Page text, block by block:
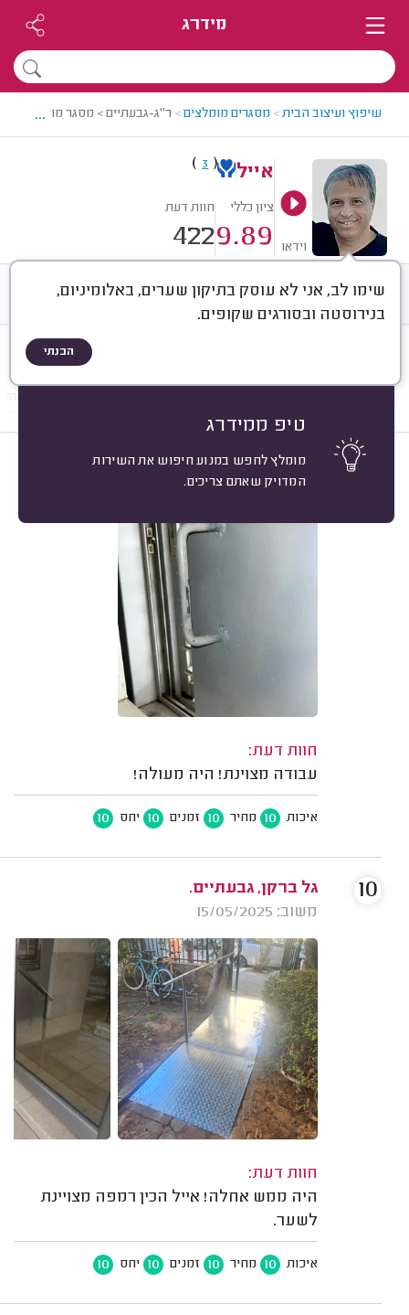
מידרג
שיפוץ ועיצוב הבית> מסגרים מומלצים> ר"ג-גבעתיים > מסגר מומלץ -
...
וידאו
אייל (
3
)
ציון כללי
9.89
חוות דעת
422
שימו לב, אני לא עוסק בתיקון שערים, באלומיניום,
בנירוסטה ובסורגים שקופים.
הבנתי
טיפ ממידרג
מומלץ לחפש במנוע חיפוש את השירות
המדויק שאתם צריכים.
חוות דעת ממוצע רישוי ותעודות
עבודות
דודי א. רמת גן.
משוב: 29/04/2026
חוות דעת:
עבודה מצוינת! היה מעולה!
איכות 10 מחיר 10 זמנים 10 יחס 10
10
גל ברקן, גבעתיים.
משוב: 15/05/2025
חוות דעת:
היה ממש אחלה! אייל הכין רמפה מצויינת
לשער.
איכות 10 מחיר 10 זמנים 10 יחס 10
10